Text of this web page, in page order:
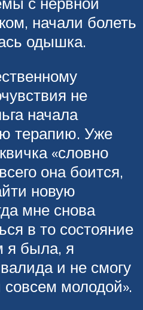
начали болеть
одышка.
не
начала
терапию. Уже
«словно
она боится,
новую
мне снова
в то состояние
я была, я
и не смогу
совсем молодой».